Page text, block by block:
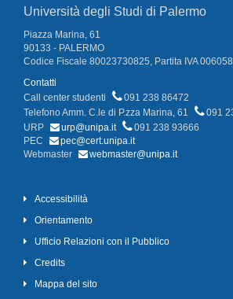
Università degli Studi di Palermo
Piazza Marina, 61
90133 - PALERMO
Codice Fiscale 80023730825, Partita IVA
Contatti
Call center studenti
091 238 86472
Telefono Amm. C.le di P.zza Marina, 61
091
URP
urp@unipa.it
091 238 93666
PEC
pec@cert.unipa.it
Webmaster
webmaster@unipa.it
Accessibilità
Orientamento
Ufficio Relazioni con il Pubblico
Credits
Mappa del sito